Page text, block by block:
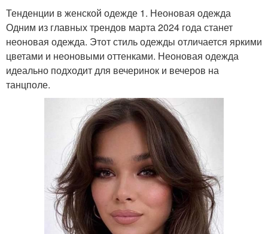
Тенденции в женской одежде 1. Неоновая одежда
Одним из главных трендов марта 2024 года станет
неоновая одежда. Этот стиль одежды отличается яркими
цветами и неоновыми оттенками. Неоновая одежда
идеально подходит для вечеринок и вечеров на
танцполе.